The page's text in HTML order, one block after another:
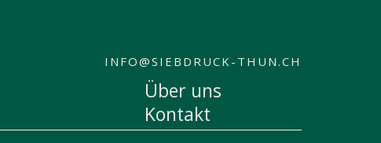
INFO@SIEBDRUCK-THUN.CH
Über uns
Kontakt